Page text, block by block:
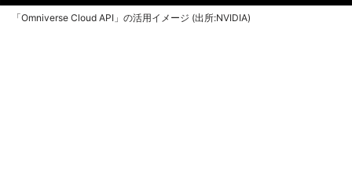
「Omniverse Cloud API」の活用イメージ (出所:NVIDIA)